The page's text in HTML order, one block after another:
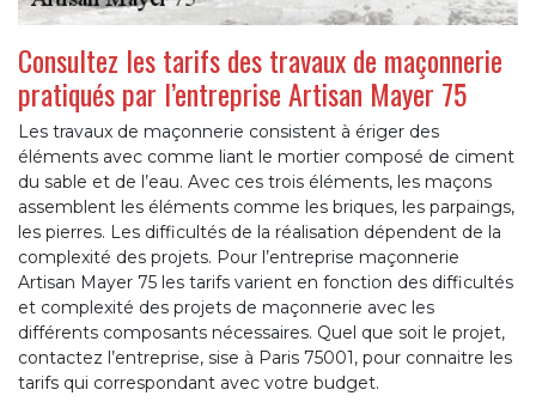
Consultez les tarifs des travaux de maçonnerie
pratiqués par l’entreprise Artisan Mayer 75
Les travaux de maçonnerie consistent à ériger des
éléments avec comme liant le mortier composé de ciment
du sable et de l’eau. Avec ces trois éléments, les maçons
assemblent les éléments comme les briques, les parpaings,
les pierres. Les difficultés de la réalisation dépendent de la
complexité des projets. Pour l’entreprise maçonnerie
Artisan Mayer 75 les tarifs varient en fonction des difficultés
et complexité des projets de maçonnerie avec les
différents composants nécessaires. Quel que soit le projet,
contactez l’entreprise, sise à Paris 75001, pour connaitre les
tarifs qui correspondant avec votre budget.